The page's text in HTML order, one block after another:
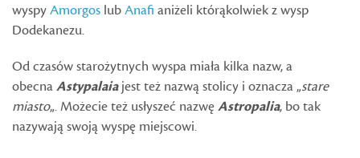
wyspyAmorgos lubAnafi aniżeli którąkolwiek z wysp
Dodekanezu.
Od czasów starożytnych wyspa miała kilka nazw, a
obecnaAstypalaiajest też nazwą stolicy i oznacza „stare
miasto„. Możecie też usłyszeć nazwęAstropalia, bo tak
nazywają swoją wyspę miejscowi.